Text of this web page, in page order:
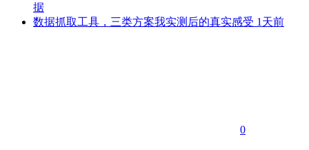
据
数据抓取工具，三类方案我实测后的真实感受 1天前
0